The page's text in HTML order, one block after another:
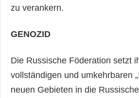
zu verankern.
GENOZID
Die Russische Föderation setzt
vollständigen und umkehrbaren
neuen Gebieten in die